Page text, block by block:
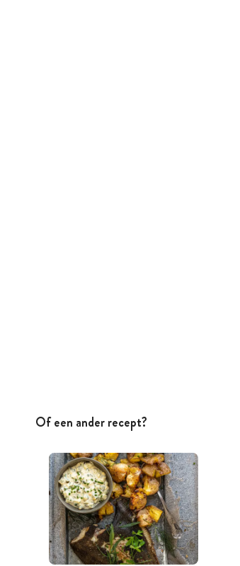
Of een ander recept?